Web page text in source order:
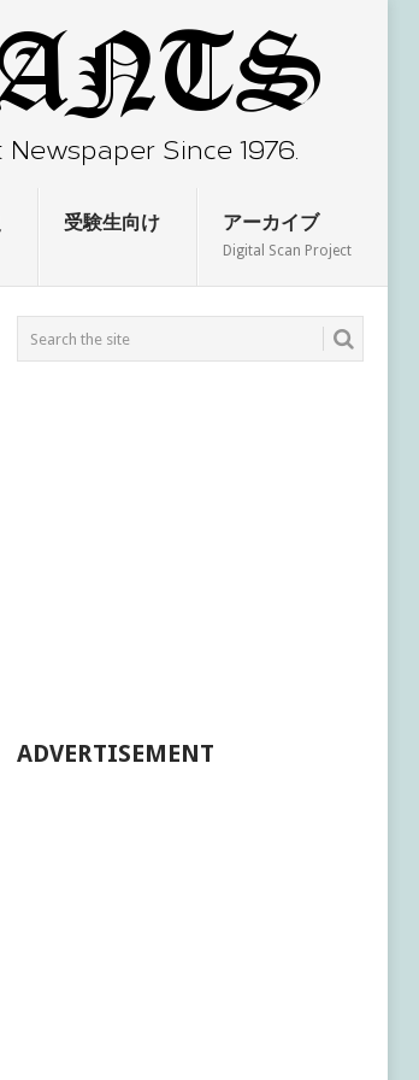
受験生向け アーカイブ
Digital Scan Project
ADVERTISEMENT